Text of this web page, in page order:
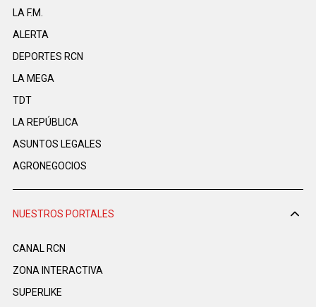
LA F.M.
ALERTA
DEPORTES RCN
LA MEGA
TDT
LA REPÚBLICA
ASUNTOS LEGALES
AGRONEGOCIOS
NUESTROS PORTALES
CANAL RCN
ZONA INTERACTIVA
SUPERLIKE